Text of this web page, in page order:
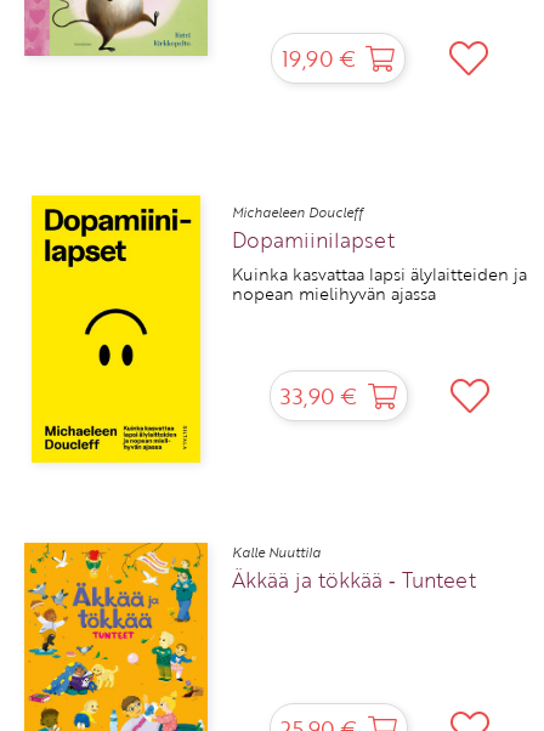
19,90 €
Michaeleen Doucleff
Dopamiinilapset
Kuinka kasvattaa lapsi älylaitteiden ja
nopean mielihyvän ajassa
33,90 €
Kalle Nuuttila
Äkkää ja tökkää ‑ Tunteet